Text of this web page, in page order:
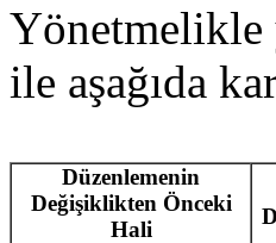
Yönetmelikle
ile aşağıda
Düzenlemenin
Değişiklikten Önceki
Hali